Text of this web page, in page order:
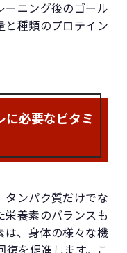
ーニング後のゴール
と種類のプロテイン
に必要なビタミ
タンパク質だけでな
栄養素のバランスも
は、身体の様々な機
復を促進します。こ